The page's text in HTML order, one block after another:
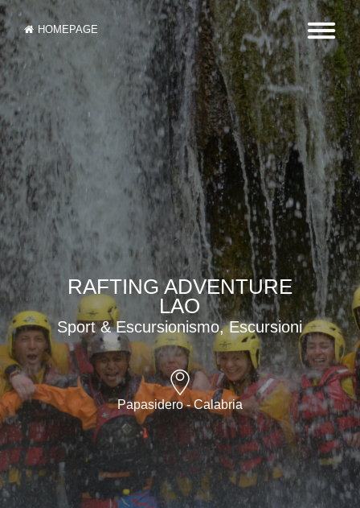
HOMEPAGE
RAFTING ADVENTURE
LAO
Sport & Escursionismo, Escursioni
Papasidero - Calabria